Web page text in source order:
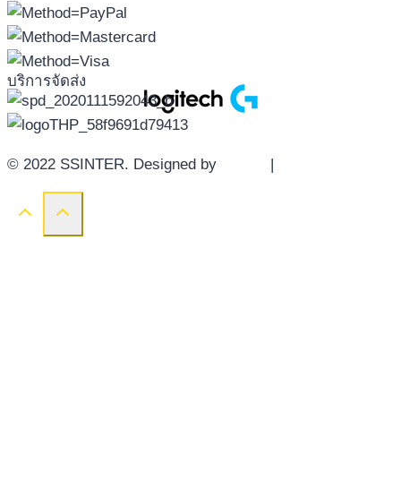
บริการจัดส่ง
© 2022 SSINTER. Designed by